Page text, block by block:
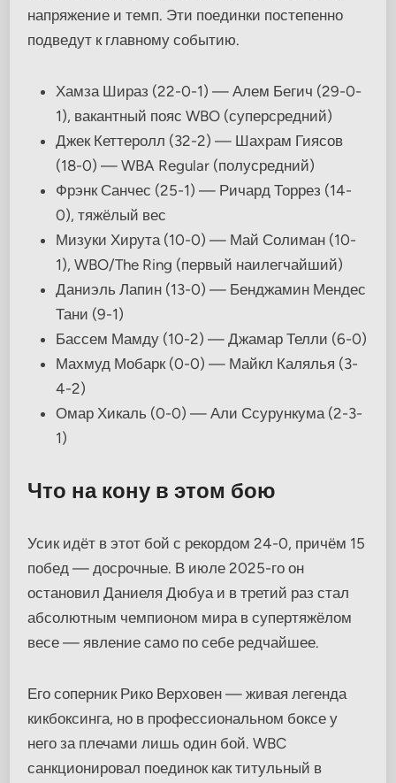
напряжение и темп. Эти поединки постепенно
подведут к главному событию.
Хамза Шираз (22-0-1) — Алем Бегич (29-0-
1), вакантный пояс WBO (суперсредний)
Джек Кеттеролл (32-2) — Шахрам Гиясов
(18-0) — WBA Regular (полусредний)
Фрэнк Санчес (25-1) — Ричард Торрез (14-
0), тяжёлый вес
Мизуки Хирута (10-0) — Май Солиман (10-
1), WBO/The Ring (первый наилегчайший)
Даниэль Лапин (13-0) — Бенджамин Мендес
Тани (9-1)
Бассем Мамду (10-2) — Джамар Телли (6-0)
Махмуд Мобарк (0-0) — Майкл Калялья (3-
4-2)
Омар Хикаль (0-0) — Али Ссурункума (2-3-
1)
Что на кону в этом бою
Усик идёт в этот бой с рекордом 24-0, причём 15
побед — досрочные. В июле 2025-го он
остановил Даниеля Дюбуа и в третий раз стал
абсолютным чемпионом мира в супертяжёлом
весе — явление само по себе редчайшее.
Его соперник Рико Верховен — живая легенда
кикбоксинга, но в профессиональном боксе у
него за плечами лишь один бой. WBC
санкционировал поединок как титульный в